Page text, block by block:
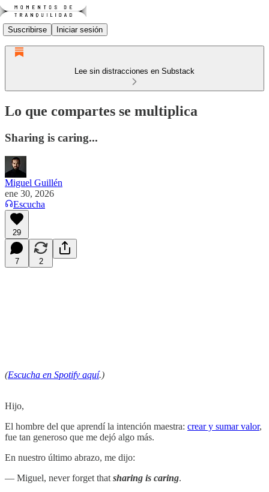
Suscribirse Iniciar sesión
Lee sin distracciones en Substack
Lo que compartes se multiplica
Sharing is caring...
Miguel Guillén
ene 30, 2026
Escucha
29
7 2
(Escucha en Spotify aquí.)
Hijo,
El hombre del que aprendí la intención maestra: crear y sumar valor,
fue tan generoso que me dejó algo más.
En nuestro último abrazo, me dijo:
— Miguel, never forget that sharing is caring.